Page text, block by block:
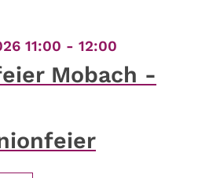
11:00 - 12:00
Mobach -